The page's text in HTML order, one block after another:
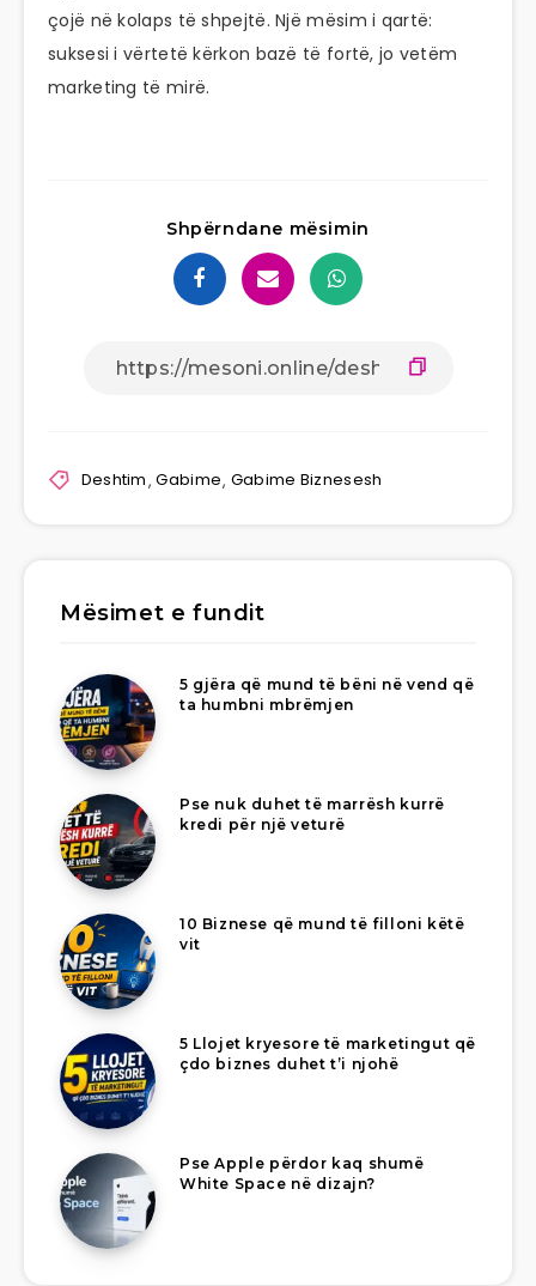
çojë në kolaps të shpejtë. Një mësim i qartë:
suksesi i vërtetë kërkon bazë të fortë, jo vetëm
marketing të mirë.
Shpërndane mësimin
Deshtim,Gabime, Gabime Biznesesh
Mësimet e fundit
5 gjëra që mund të bëni në vend që
ta humbni mbrëmjen
Pse nuk duhet të marrësh kurrë
kredi për një veturë
10 Biznese që mund të filloni këtë
vit
5 Llojet kryesore të marketingut që
çdo biznes duhet t’i njohë
Pse Apple përdor kaq shumë
White Space në dizajn?